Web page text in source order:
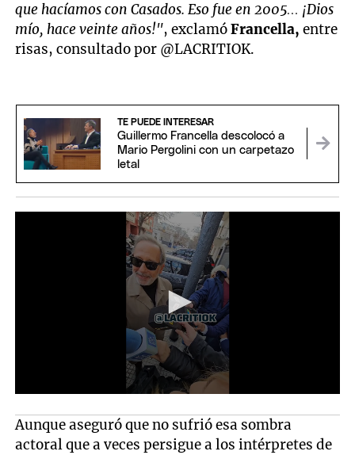
que hacíamos con Casados. Eso fue en 2005… ¡Dios
mío, hace veinte años!", exclamóFrancella, entre
risas, consultado por @LACRITIOK.
TE PUEDE INTERESAR
Guillermo Francella descolocó a
Mario Pergolini con un carpetazo
letal
Aunque aseguró que no sufrió esa sombra
actoral que a veces persigue a los intérpretes de